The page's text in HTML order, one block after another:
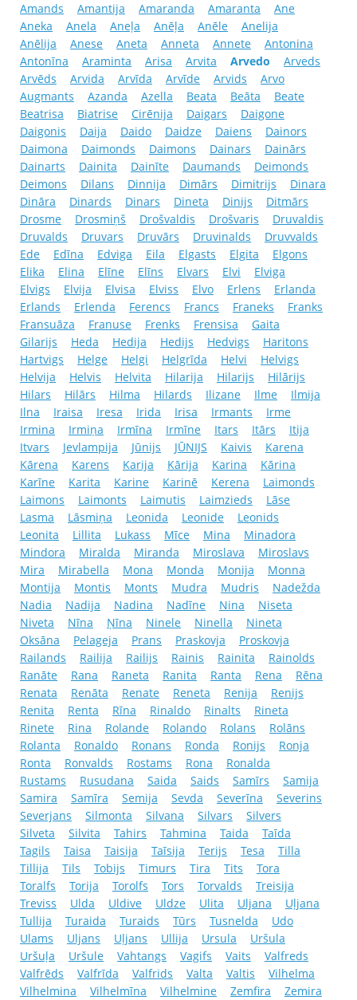
Amands
Amantija Amaranda Amaranta
Ane
Aneka
Anela Aneļa Anēļa Anēle
Anelija
Anēlija
Anese Aneta Anneta Annete
Antonina
Antonīna
Araminta Arisa Arvita Arvedo
Arveds
Arvēds
Arvida Arvīda Arvīde Arvids
Arvo
Augmants
Azanda Azella Beata Beāta
Beate
Beatrisa
Biatrise Cirēnija Daigars
Daigone
Daigonis
Daija Daido Daidze Daiens
Dainors
Daimona
Daimonds Daimons Dainars
Dainārs
Dainarts
Dainita Dainīte Daumands
Deimonds
Deimons
Dilans Dinnija Dimārs Dimitrijs
Dinara
Dināra
Dinards Dinars Dineta Dinijs
Ditmārs
Drosme
Drosmiņš Drošvaldis Drošvaris
Druvaldis
Druvalds
Druvars Druvārs Druvinalds
Druvvalds
Ede
Edīna Edviga Eila Elgasts Elgita
Elgons
Elika
Elina Elīne Elīns Elvars Elvi
Elviga
Elvigs
Elvija Elvisa Elviss Elvo Erlens
Erlanda
Erlands
Erlenda Ferencs Francs Franeks
Franks
Fransuāza
Franuse Frenks Frensisa
Gaita
Gilarijs
Heda Hedija Hedijs Hedvigs
Haritons
Hartvigs
Helge Helgi Helgrīda Helvi
Helvigs
Helvija
Helvis Helvita Hilarija Hilarijs
Hilārijs
Hilars
Hilārs Hilma Hilards Ilizane Ilme
Ilmija
Ilna
Iraisa Iresa Irida Irisa Irmants
Irme
Irmina
Irmiņa Irmīna Irmīne Itars Itārs
Itija
Itvars
Jevlampija Jūnijs JŪNIJS Kaivis
Karena
Kārena
Karens Karija Kārija Karina
Kārina
Karīne
Karita Karine Karinē Kerena
Laimonds
Laimons
Laimonts Laimutis Laimzieds
Lāse
Lasma
Lāsmiņa Leonida Leonide
Leonids
Leonita
Lillita Lukass Mīce Mina
Minadora
Mindora
Miralda Miranda Miroslava
Miroslavs
Mira
Mirabella Mona Monda Monija
Monna
Montija
Montis Monts Mudra Mudris
Nadežda
Nadia
Nadija Nadina Nadīne Nina
Niseta
Niveta
Nīna Ņīna Ninele Ninella
Nineta
Oksāna
Pelageja Prans Praskovja
Proskovja
Railands
Railija Railijs Rainis Rainita
Rainolds
Ranāte
Rana Raneta Ranita Ranta Rena
Rēna
Renata
Renāta Renate Reneta Renija
Renijs
Renita
Renta Rīna Rinaldo Rinalts
Rineta
Rinete
Rina Rolande Rolando Rolans
Rolāns
Rolanta
Ronaldo Ronans Ronda Ronijs
Ronja
Ronta
Ronvalds Rostams Rona
Ronalda
Rustams
Rusudana Saida Saids Samīrs
Samija
Samira
Samīra Semija Sevda Severīna
Severins
Severjans
Silmonta Silvana Silvars
Silvers
Silveta
Silvita Tahirs Tahmina Taida
Taīda
Tagils
Taisa Taisija Taīsija Terijs Tesa
Tilla
Tillija
Tils Tobijs Timurs Tira Tits
Tora
Toralfs
Torija Torolfs Tors Torvalds
Treisija
Treviss
Ulda Uldive Uldze Ulita Uljana
Uļjana
Tullija
Turaida Turaids Tūrs Tusnelda
Udo
Ulams
Uljans Uļjans Ullija Ursula
Uršula
Uršuļa
Uršule Vahtangs Vagifs Vaits
Valfreds
Valfrēds
Valfrīda Valfrids Valta Valtis
Vilhelma
Vilhelmina
Vilhelmīna Vilhelmine Zemfira
Zemira